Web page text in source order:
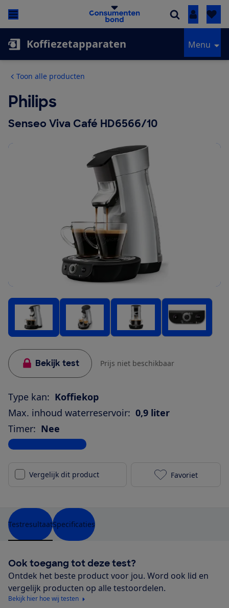
Inloggen
Koffiezetapparaten Menu
Toon alle producten
Philips
Senseo Viva Café HD6566/10
Bekijk test Prijs niet beschikbaar
Type kan: Koffiekop
Max. inhoud waterreservoir: 0,9 liter
Timer: Nee
Bekijk alle specificaties
Vergelijk dit product Philips
Favoriet
TestresultaatSpecificaties
Ook toegang tot deze test?
Ontdek het beste product voor jou. Word ook lid en
vergelijk producten op alle testoordelen.
Bekijk hier hoe wij testen